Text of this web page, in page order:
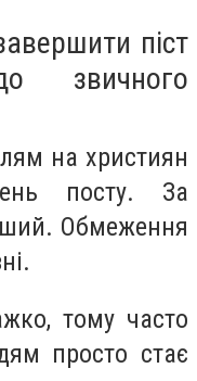
піст
звичного
на християн
посту. За
Обмеження
тому часто
просто стає